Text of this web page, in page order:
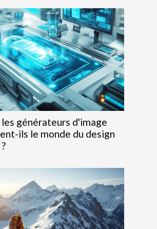
générateurs d'image
ils le monde du design